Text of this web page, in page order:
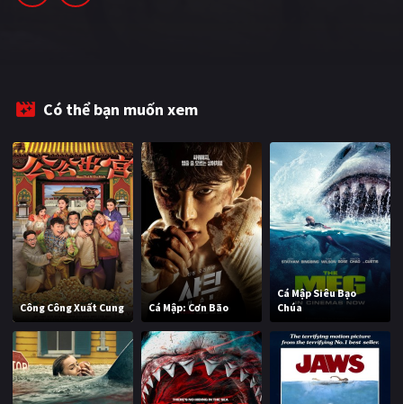
Có thể bạn muốn xem
Công Công Xuất Cung Cá Mập: Cơn Bão
Cá Mập Siêu Bạo
Chúa